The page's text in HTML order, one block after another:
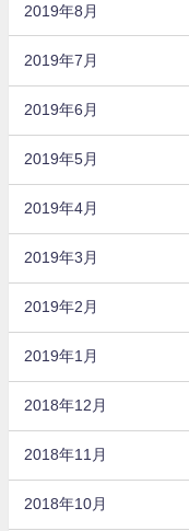
2019年8月
2019年7月
2019年6月
2019年5月
2019年4月
2019年3月
2019年2月
2019年1月
2018年12月
2018年11月
2018年10月